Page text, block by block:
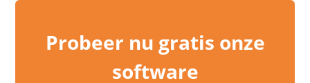
Probeer nu gratis onze
software